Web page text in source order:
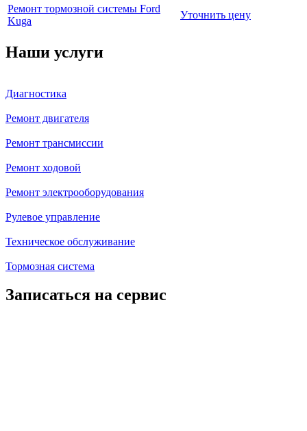
Ремонт тормозной системы Ford
Kuga
Уточнить цену
Наши услуги
Диагностика
Ремонт двигателя
Ремонт трансмиссии
Ремонт ходовой
Ремонт электрооборудования
Рулевое управление
Техническое обслуживание
Тормозная система
Записаться на сервис